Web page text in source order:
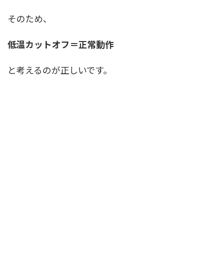
そのため、
低温カットオフ＝正常動作
と考えるのが正しいです。